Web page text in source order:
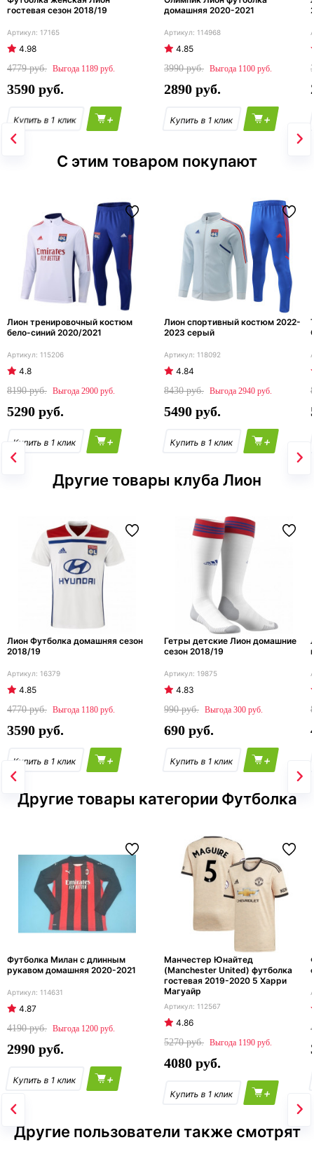
гостевая сезон 2018/19
17165
4.98
4779
1189
3590
+
домашняя 2020-2021
114968
4.85
3990
1100
2890
+
С этим товаром покупают
Лион тренировочный костюм
бело-синий 2020/2021
115206
4.8
8190
2900
5290
+
Лион спортивный костюм 2022-
2023 серый
118092
4.84
8430
2940
5490
+
Другие товары клуба Лион
Лион Футболка домашняя сезон
2018/19
16379
4.85
4770
1180
3590
+
Гетры детские Лион домашние
сезон 2018/19
19875
4.83
990
300
690
+
Другие товары категории Футболка
Футболка Милан с длинным
рукавом домашняя 2020-2021
114631
4.87
4190
1200
2990
+
Манчестер Юнайтед
(Manchester United) футболка
гостевая 2019-2020 5 Харри
Магуайр
112567
4.86
5270
1190
4080
+
Другие пользователи также смотрят